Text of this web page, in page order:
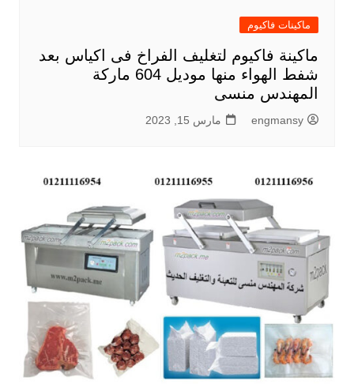
ماكينات فاكيوم
ماكينة فاكيوم لتغليف الفراخ فى اكياس بعد
شفط الهواء منها موديل 604 ماركة
المهندس منسى
engmansy مارس 15, 2023